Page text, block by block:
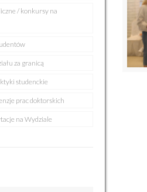
/ konkursy na
za granicą
studenckie
prac doktorskich
na Wydziale